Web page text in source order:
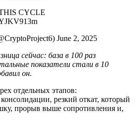
CYCLE
June 2, 2025
сейчас: база в 100 раз
показатели стали в 10
он.
отдельных этапов:
резкий откат, который
прорыв выше сопротивления и,